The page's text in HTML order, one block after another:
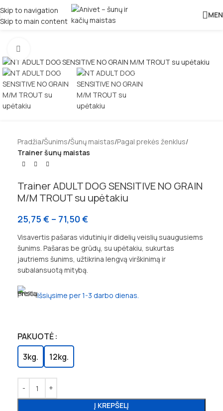
Skip to navigation
Skip to main content
Pradžia Šunims Šunų maistas Pagal prekės ženklus
Trainer šunų maistas
Trainer ADULT DOG SENSITIVE NO GRAIN
M/M TROUT su upėtakiu
25,75 € – 71,50 €
Visavertis pašaras vidutinių ir didelių veislių suaugusiems
šunims. Pašaras be grūdų, su upėtakiu, sukurtas
jautriems šunims, užtikrina lengvą virškinimą ir
subalansuotą mitybą.
Išsiųsime per 1-3 darbo dienas.
PAKUOTĖ
3kg.
12kg.
Į KREPŠELĮ